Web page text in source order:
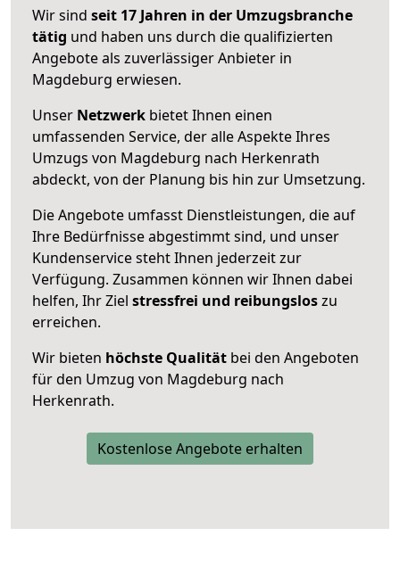
Wir sind seit 17 Jahren in der Umzugsbranche
tätig und haben uns durch die qualifizierten
Angebote als zuverlässiger Anbieter in
Magdeburg erwiesen.
Unser Netzwerk bietet Ihnen einen
umfassenden Service, der alle Aspekte Ihres
Umzugs von Magdeburg nach Herkenrath
abdeckt, von der Planung bis hin zur Umsetzung.
Die Angebote umfasst Dienstleistungen, die auf
Ihre Bedürfnisse abgestimmt sind, und unser
Kundenservice steht Ihnen jederzeit zur
Verfügung. Zusammen können wir Ihnen dabei
helfen, Ihr Ziel stressfrei und reibungsloszu
erreichen.
Wir bieten höchste Qualität bei den Angeboten
für den Umzug von Magdeburg nach
Herkenrath.
Kostenlose Angebote erhalten